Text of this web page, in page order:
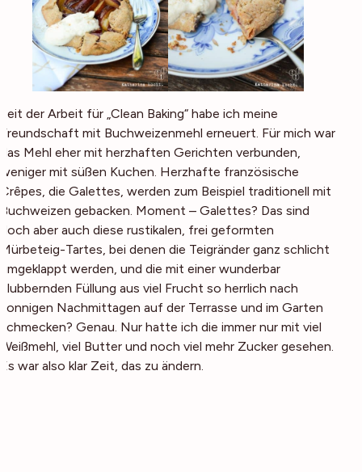
Seit der Arbeit für „Clean Baking“ habe ich meine
Freundschaft mit Buchweizenmehl erneuert. Für mich war
das Mehl eher mit herzhaften Gerichten verbunden,
weniger mit süßen Kuchen. Herzhafte französische
Crêpes, die Galettes, werden zum Beispiel traditionell mit
Buchweizen gebacken. Moment – Galettes? Das sind
doch aber auch diese rustikalen, frei geformten
Mürbeteig-Tartes, bei denen die Teigränder ganz schlicht
umgeklappt werden, und die mit einer wunderbar
blubbernden Füllung aus viel Frucht so herrlich nach
sonnigen Nachmittagen auf der Terrasse und im Garten
schmecken? Genau. Nur hatte ich die immer nur mit viel
Weißmehl, viel Butter und noch viel mehr Zucker gesehen.
Es war also klar Zeit, das zu ändern.